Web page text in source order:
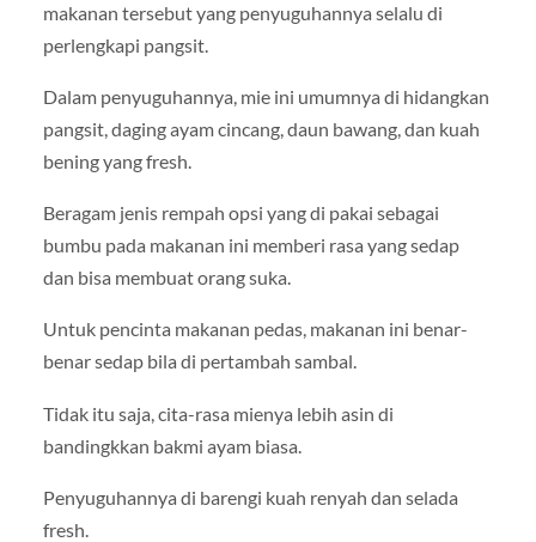
makanan tersebut yang penyuguhannya selalu di
perlengkapi pangsit.
Dalam penyuguhannya, mie ini umumnya di hidangkan
pangsit, daging ayam cincang, daun bawang, dan kuah
bening yang fresh.
Beragam jenis rempah opsi yang di pakai sebagai
bumbu pada makanan ini memberi rasa yang sedap
dan bisa membuat orang suka.
Untuk pencinta makanan pedas, makanan ini benar-
benar sedap bila di pertambah sambal.
Tidak itu saja, cita-rasa mienya lebih asin di
bandingkkan bakmi ayam biasa.
Penyuguhannya di barengi kuah renyah dan selada
fresh.